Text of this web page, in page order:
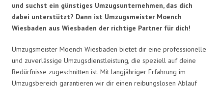
und suchst ein günstiges Umzugsunternehmen, das dich
dabei unterstützt? Dann ist Umzugsmeister Moench
Wiesbaden aus Wiesbaden der richtige Partner für dich!
Umzugsmeister Moench Wiesbaden bietet dir eine professionelle
und zuverlässige Umzugsdienstleistung, die speziell auf deine
Bedürfnisse zugeschnitten ist. Mit langjähriger Erfahrung im
Umzugsbereich garantieren wir dir einen reibungslosen Ablauf